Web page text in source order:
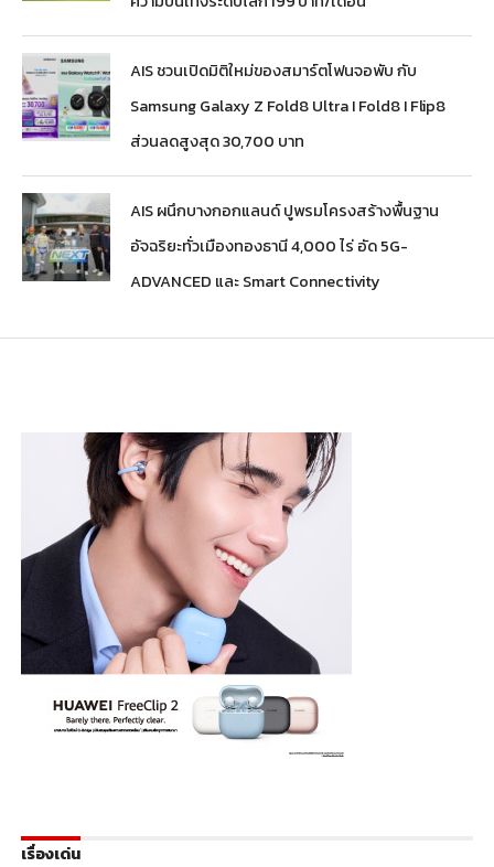
AIS ชวนเปิดมิติใหม่ของสมาร์ตโฟนจอพับ กับ
Samsung Galaxy Z Fold8 Ultra I Fold8 I Flip8
ส่วนลดสูงสุด 30,700 บาท
AIS ผนึกบางกอกแลนด์ ปูพรมโครงสร้างพื้นฐาน
อัจฉริยะทั่วเมืองทองธานี 4,000 ไร่ อัด 5G-
ADVANCED และ Smart Connectivity
เรื่องเด่น